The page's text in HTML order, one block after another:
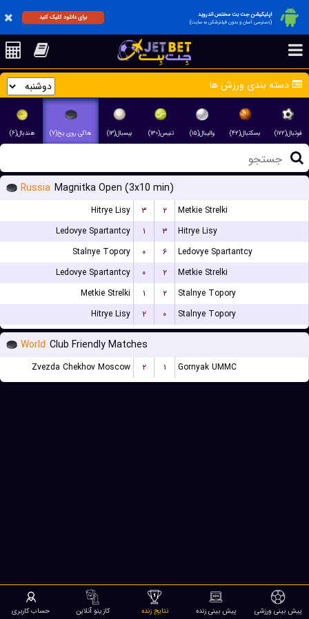
اپلیکیشن جت بت مختص اندروید
(دسترسی آسان و بدون فیلترشکن به سایت)
برای دانلود کلیک کنید
دسته بندی ورزش ها
فوتبال(۱۷۲) بسکتبال(۴۲) والیبال(۱۵) تنیس(۱۳۰) بیسبال(۱۳) هاکی روی یخ(۷) هندبال(۶)
Russia Magnitka Open (3x10 min)
Hitrye Lisy ۳ ۲
Metkie Strelki
Ledovye Spartantcy
۱ ۳
Hitrye Lisy
Stalnye Topory
۰ ۶
Ledovye Spartantcy
Ledovye Spartantcy
۰ ۲
Metkie Strelki
Metkie Strelki
۱ ۲
Stalnye Topory
Hitrye Lisy
۲ ۰ Stalnye Topory
World Club Friendly Matches
Zvezda Chekhov Moscow ۲ ۱ Gornyak UMMC
پیش بینی ورزشی پیش بینی زنده نتایج زنده کازینو آنلاین حساب کاربری